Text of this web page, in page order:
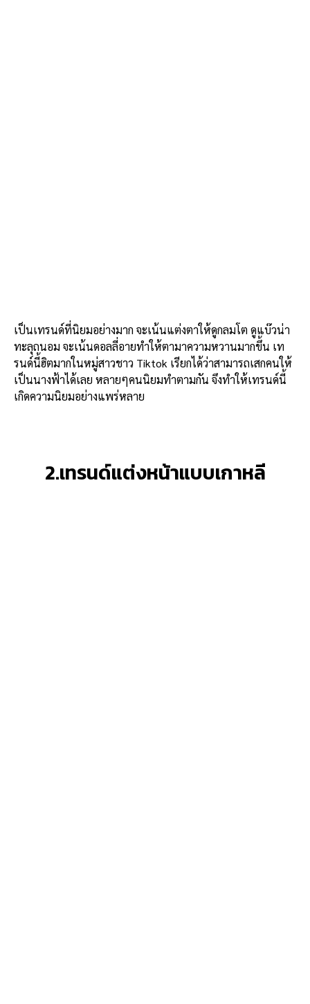
เป็นเทรนด์ที่นิยมอย่างมาก จะเน้นแต่งตาให้ดูกลมโต ดูแบ๊วน่า
ทะลุถนอม จะเน้นดอลลี่อายทำให้ตามาความหวานมากขึ้น เท
รนด์นี้ฮิตมากในหมู่สาวชาว Tiktok เรียกได้ว่าสามารถเสกคนให้
เป็นนางฟ้าได้เลย หลายๆคนนิยมทำตามกัน จึงทำให้เทรนด์นี้
เกิดความนิยมอย่างแพร่หลาย
2.เทรนด์แต่งหน้าแบบเกาหลี